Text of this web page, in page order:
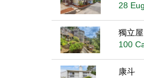
28
獨立屋
100
康斗